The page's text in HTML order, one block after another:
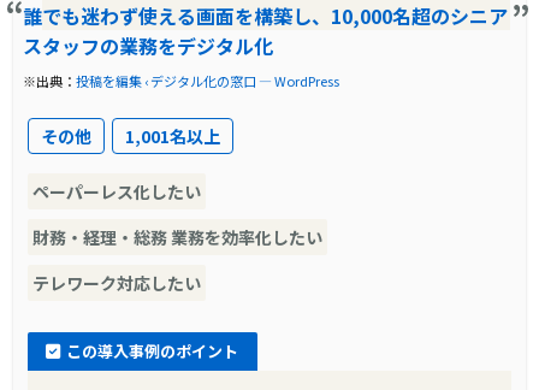
各社の独自書類に対応可能な柔軟なカスタマイ
ズ性と、漏れなく手続き依頼を完了できる業務
フロー設計により、業務の標準化と効率化を実
現。
製品の導入により改善した業務
書類枚数と郵送コストの削減、テレワークの実
現、情報の見える化により、業務効率と従業員
誰でも迷わず使える画面を構築し、10,000名超のシニア
スタッフの業務をデジタル化
※出典：投稿を編集 ‹ デジタル化の窓口 — WordPress
その他 1,001名以上
ペーパーレス化したい
財務・経理・総務 業務を効率化したい
テレワーク対応したい
この導入事例のポイント